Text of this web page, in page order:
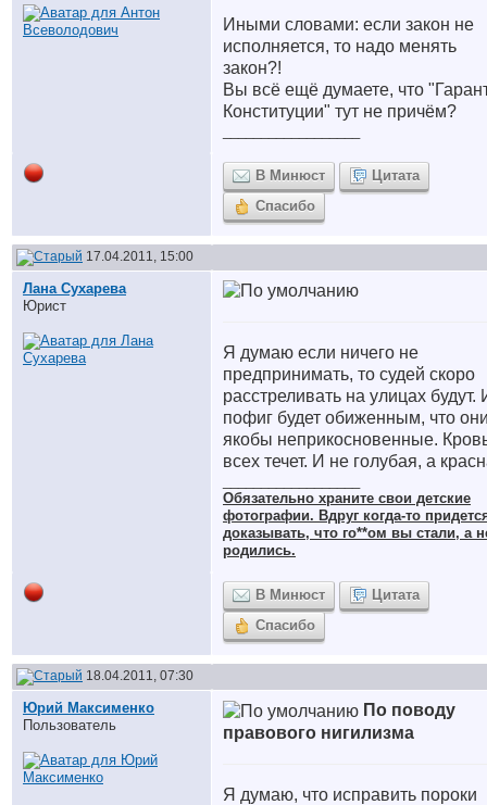
Иными словами: если закон не
исполняется, то надо менять
закон?!
Вы всё ещё думаете, что
Конституции" тут не причём?
В Минюст
Цитата
Спасибо
17.04.2011, 15:00
Лана Сухарева
Юрист
Я думаю если ничего не
предпринимать, то судей скоро
расстреливать на улицах будут.
пофиг будет обиженным, что
якобы неприкосновенные.
всех течет. И не голубая, а
Обязательно храните cвои детские
фотографии. Вдруг когда-то
доказывать, что го**ом вы стали, а
родились.
В Минюст
Цитата
Спасибо
18.04.2011, 07:30
Юрий Максименко
Пользователь
По поводу
правового нигилизма
Я думаю, что исправить пороки